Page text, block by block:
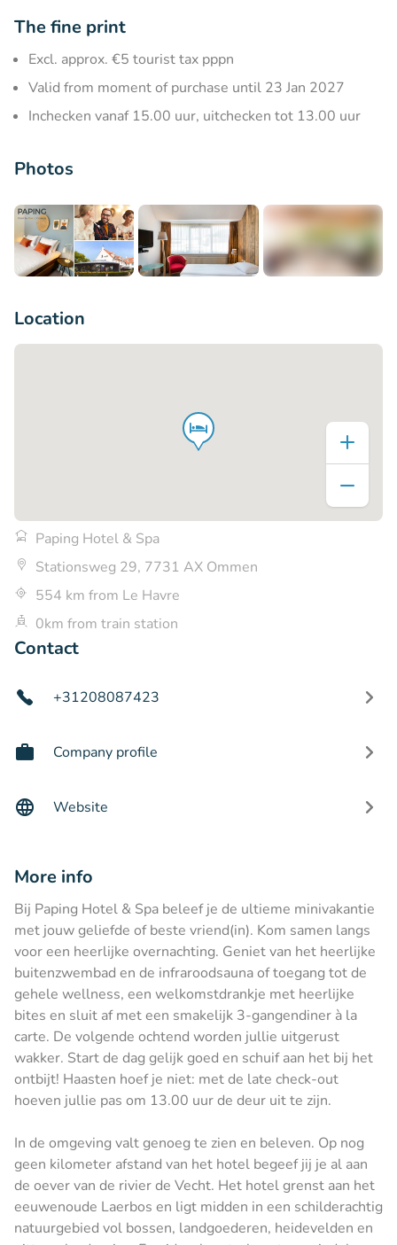
The fine print
Excl. approx. €5 tourist tax pppn
Valid from moment of purchase until 23 Jan 2027
Inchecken vanaf 15.00 uur, uitchecken tot 13.00 uur
Photos
Location
Paping Hotel & Spa
Stationsweg 29, 7731 AX Ommen
554 km from Le Havre
0km from train station
Contact
+31208087423
Company profile
Website
More info
Bij Paping Hotel & Spa beleef je de ultieme minivakantie
met jouw geliefde of beste vriend(in). Kom samen langs
voor een heerlijke overnachting. Geniet van het heerlijke
buitenzwembad en de infraroodsauna of toegang tot de
gehele wellness, een welkomstdrankje met heerlijke
bites en sluit af met een smakelijk 3-gangendiner à la
carte. De volgende ochtend worden jullie uitgerust
wakker. Start de dag gelijk goed en schuif aan het bij het
ontbijt! Haasten hoef je niet: met de late check-out
hoeven jullie pas om 13.00 uur de deur uit te zijn.
In de omgeving valt genoeg te zien en beleven. Op nog
geen kilometer afstand van het hotel begeef jij je al aan
de oever van de rivier de Vecht. Het hotel grenst aan het
eeuwenoude Laerbos en ligt midden in een schilderachtig
natuurgebied vol bossen, landgoederen, heidevelden en